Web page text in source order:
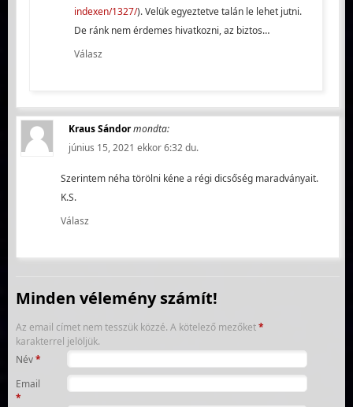
indexen/1327/). Velük egyeztetve talán le lehet jutni.
De ránk nem érdemes hivatkozni, az biztos…
Válasz
Kraus Sándormondta:
június 15, 2021 ekkor 6:32 du.
Szerintem néha törölni kéne a régi dicsőség maradványait.
K.S.
Válasz
Minden vélemény számít!
Az email címet nem tesszük közzé. A kötelező mezőket*
karakterrel jelöljük.
Név*
Email
*